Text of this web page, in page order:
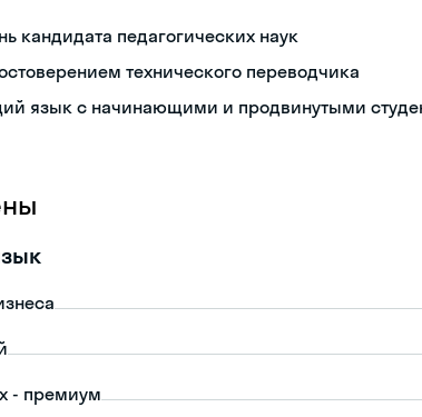
кандидата педагогических наук
технического переводчика
язык с начинающими и продвинутыми
- премиум